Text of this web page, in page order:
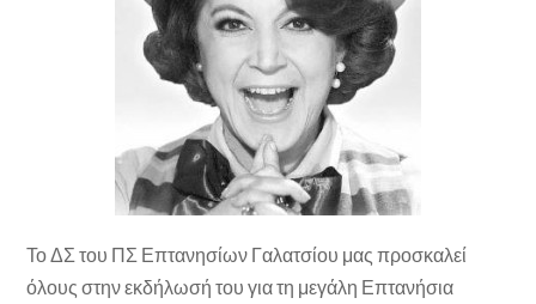
Το ΔΣ του ΠΣ Επτανησίων Γαλατσίου μας προσκαλεί
όλους στην εκδήλωσή του για τη μεγάλη Επτανήσια